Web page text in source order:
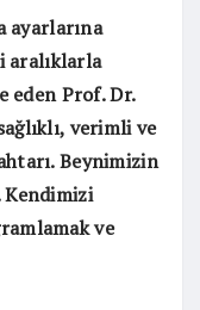
ayarlarına
aralıklarla
eden Prof. Dr.
verimli ve
Beynimizin
ve